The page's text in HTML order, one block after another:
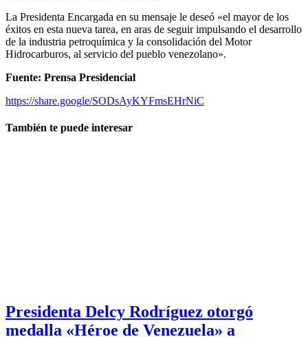
La Presidenta Encargada en su mensaje le deseó «el mayor de los
éxitos en esta nueva tarea, en aras de seguir impulsando el desarrollo
de la industria petroquímica y la consolidación del Motor
Hidrocarburos, al servicio del pueblo venezolano».
Fuente: Prensa Presidencial
https://share.google/SODsAyKYFmsEHrNiC
También te puede interesar
Presidenta Delcy Rodríguez otorgó
medalla «Héroe de Venezuela» a